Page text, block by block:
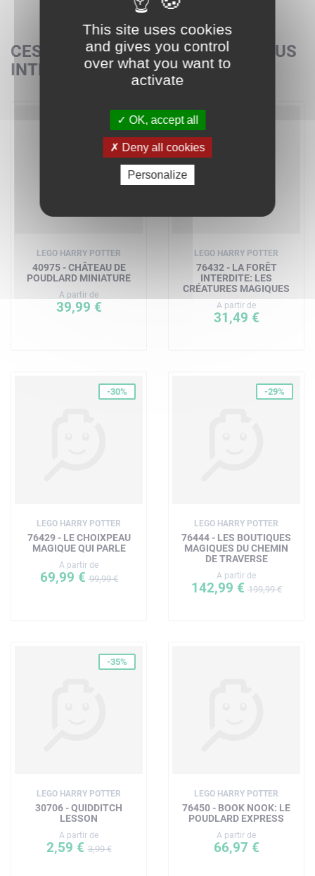
CES SETS POURRAIENT AUSSI VOUS
INTÉRESSER
Nouveau
LEGO HARRY POTTER
40975 - CHÂTEAU DE
POUDLARD MINIATURE
A partir de
39,99 €
LEGO HARRY POTTER
76432 - LA FORÊT
INTERDITE: LES
CRÉATURES MAGIQUES
A partir de
31,49 €
-30%
LEGO HARRY POTTER
76429 - LE CHOIXPEAU
MAGIQUE QUI PARLE
A partir de
69,99 €99,99 €
-29%
LEGO HARRY POTTER
76444 - LES BOUTIQUES
MAGIQUES DU CHEMIN
DE TRAVERSE
A partir de
142,99 €199,99 €
-35%
LEGO HARRY POTTER
30706 - QUIDDITCH
LESSON
A partir de
2,59 €3,99 €
LEGO HARRY POTTER
76450 - BOOK NOOK: LE
POUDLARD EXPRESS
A partir de
66,97 €
This site uses cookies
and gives you control
over what you want to
activate
OK, accept all
Deny all cookies
Personalize